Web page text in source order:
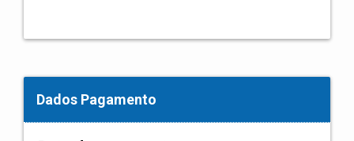
Dados Pagamento